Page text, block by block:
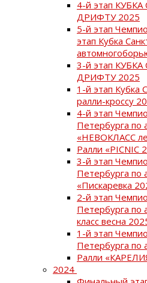
4-й этап
ДРИФТУ 2025
5-й этап
этап Кубка
3-й этап
ДРИФТУ 2025
1-й этап Кубка
ралли-кроссу
4-й этап
Петербурга
«НЕВОКЛАСС
Ралли «PICNIC
3-й этап
Петербурга
«Пискаревка
2-й этап
Петербурга
класс весна
1-й этап
Петербурга по
Ралли
2024